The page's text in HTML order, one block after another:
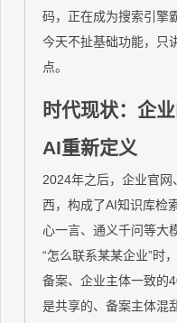
码，正在成为搜索引擎
今天不扯基础功能，只
点。
时代现状：企
AI重新定义
2024年之后，企业官
西，构成了AI知识库检
心一言、通义千问等大
“怎么联系某某企业”时
备案、企业主体一致的
是共享的、备案主体混